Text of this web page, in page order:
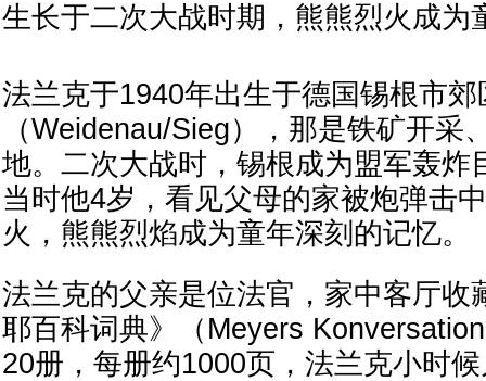
生长于二次大战时期，熊熊烈火成为
法兰克于1940年出生于德国锡根市郊
（Weidenau/Sieg），那是铁矿开采
地。二次大战时，锡根成为盟军轰炸
当时他4岁，看见父母的家被炮弹击
火，熊熊烈焰成为童年深刻的记忆。
法兰克的父亲是位法官，家中客厅收
耶百科词典》（Meyers
20册，每册约1000页，法兰克小时